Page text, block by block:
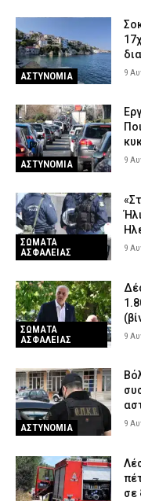
ΑΣΤΥΝΟΜΙΑ 9
ΑΣΤΥΝΟΜΙΑ 9
ΣΩΜΑΤΑ
ΑΣΦΑΛΕΙΑΣ
9
ΣΩΜΑΤΑ
ΑΣΦΑΛΕΙΑΣ
9
ΑΣΤΥΝΟΜΙΑ 9
σε